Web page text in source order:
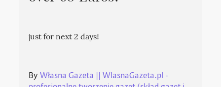
just for next 2 days!
ByWłasna Gazeta || WlasnaGazeta.pl -